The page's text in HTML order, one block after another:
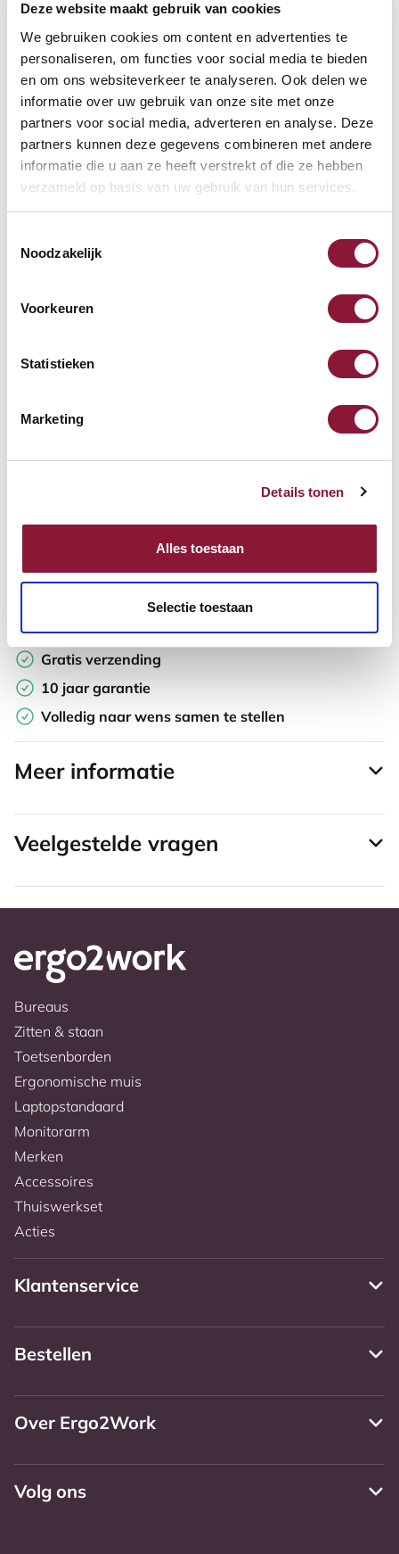
Deze website maakt gebruik van cookies
We gebruiken cookies om content en advertenties te
personaliseren, om functies voor social media te bieden
en om ons websiteverkeer te analyseren. Ook delen we
informatie over uw gebruik van onze site met onze
partners voor social media, adverteren en analyse. Deze
partners kunnen deze gegevens combineren met andere
informatie die u aan ze heeft verstrekt of die ze hebben
verzameld op basis van uw gebruik van hun services.
Noodzakelijk
Voorkeuren
Statistieken
Marketing
Details tonen
Alles toestaan
Selectie toestaan
VOETENRING ?
VOETENSTER IN GEPOLIJST ALUMINIUM ?
Aantal:
Toevoegen aan vergelijker
Laagste Prijsgarantie
Gratis verzending
10 jaar garantie
Volledig naar wens samen te stellen
Meer informatie
Veelgestelde vragen
Bureaus
Zitten & staan
Toetsenborden
Ergonomische muis
Laptopstandaard
Monitorarm
Merken
Accessoires
Thuiswerkset
Acties
Klantenservice
Bestellen
Over Ergo2Work
Volg ons